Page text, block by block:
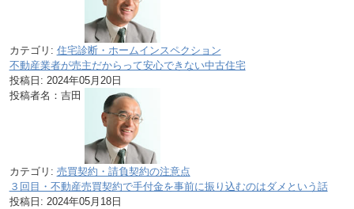
カテゴリ: 住宅診断・ホームインスペクション
不動産業者が売主だからって安心できない中古住宅
投稿日: 2024年05月20日
投稿者名：吉田
カテゴリ: 売買契約・請負契約の注意点
３回目・不動産売買契約で手付金を事前に振り込むのはダメという話
投稿日: 2024年05月18日